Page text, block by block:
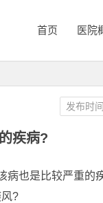
首页 医院
疾病?
发布时
也是比较严重的
?